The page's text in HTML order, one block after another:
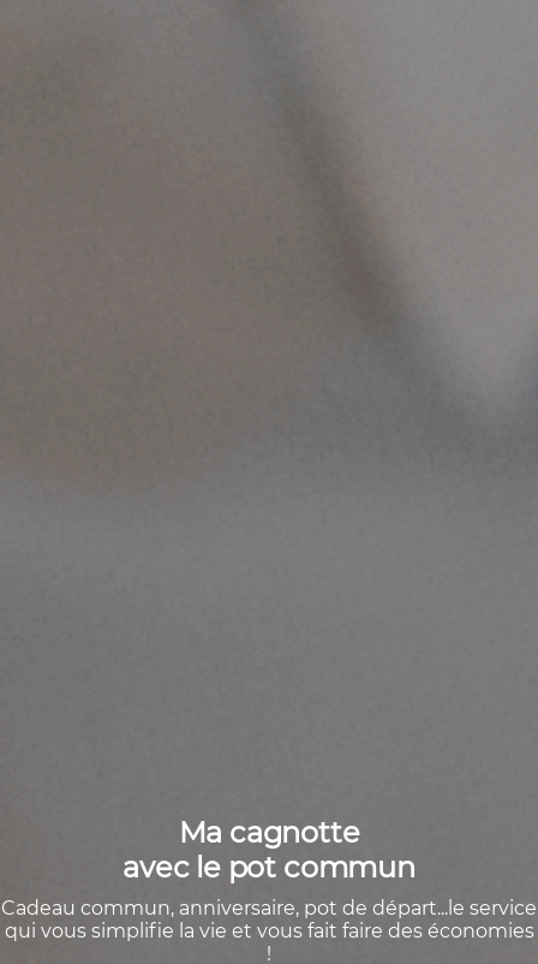
Ma cagnotte
avec le pot commun
Cadeau commun, anniversaire, pot de départ...le service
qui vous simplifie la vie et vous fait faire des économies
!